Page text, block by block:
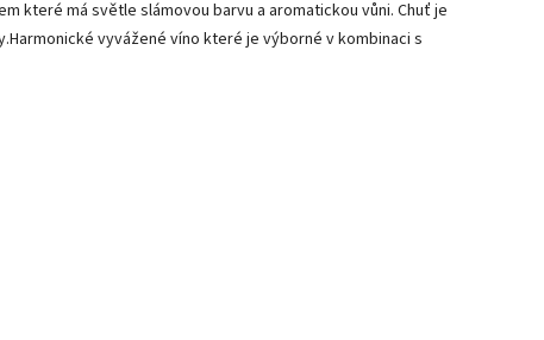
které má světle slámovou barvu a aromatickou vůni. Chuť je
vyvážené víno které je výborné v kombinaci s